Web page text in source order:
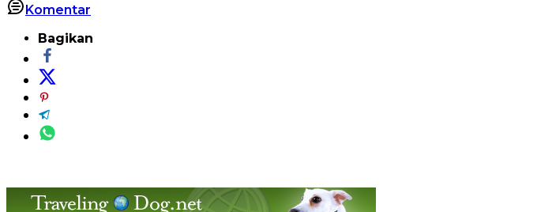
Komentar
Bagikan